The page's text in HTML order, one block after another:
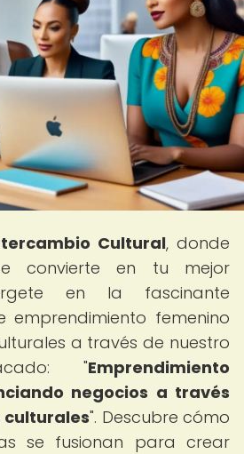
Cultural, donde
convierte en tu mejor
en la fascinante
emprendimiento femenino
a través de nuestro
"Emprendimiento
negocios a través
". Descubre cómo
se fusionan para crear